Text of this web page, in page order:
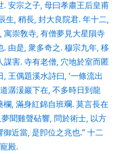
. 安宗之子, 母曰孝肅王后皇甫
生, 稍長, 封大良院君. 年十二,
寓崇敎寺, 有僧夢見大星隕寺
由是, 衆多奇之. 穆宗九年, 移
害. 寺有老僧, 穴地於室而匿
王偶題溪水詩曰, ‘一條流出
潺湲巖下在, 不多時日到龍
欄, 滿身紅錦自班斕. 莫言長在
聞雞聲砧響, 問於術士, 以方
近當, 是卽位之兆也.” 十二
殿.